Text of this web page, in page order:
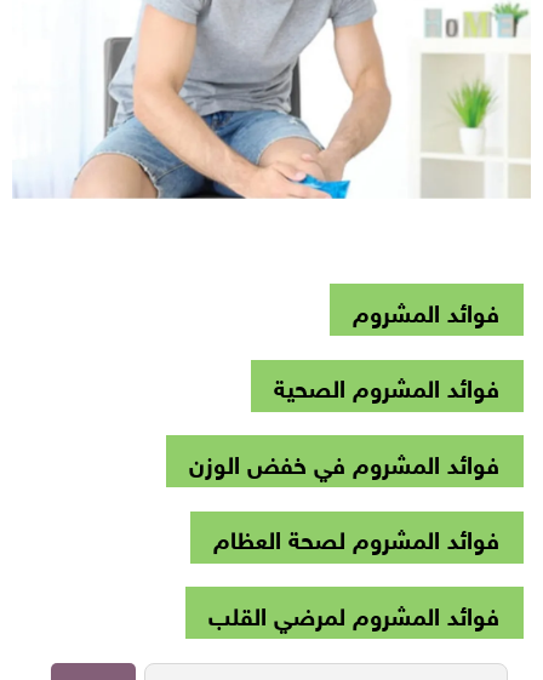
فوائد المشروم
فوائد المشروم الصحية
فوائد المشروم في خفض الوزن
فوائد المشروم لصحة العظام
فوائد المشروم لمرضي القلب